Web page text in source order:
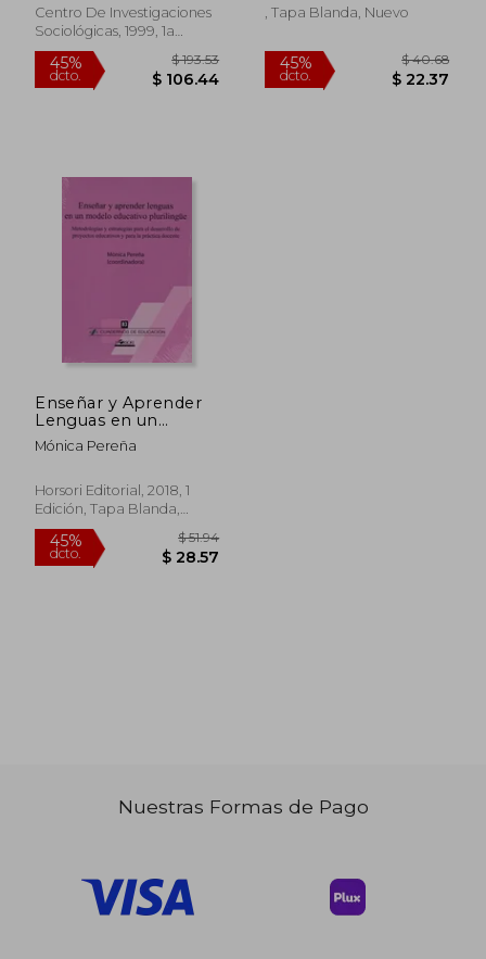
dcto. $ 20.32
Cooficiales en las
Comunidades
Centro De Investigaciones
Sociológicas, 1999, 1a
Edición, Tapa Blanda,
Usado
, Tapa Blanda, Nuevo
Enseñar y Aprender
Lenguas en un
Modelo Educativo
Plurilingüe
Mónica Pereña
Horsori Editorial, 2018, 1
Edición, Tapa Blanda,
Nuevo
Nuestras Formas de Pago